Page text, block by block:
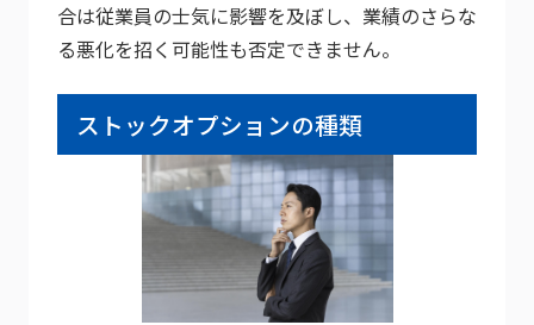
合は従業員の士気に影響を及ぼし、業績のさらな
る悪化を招く可能性も否定できません。
ストックオプションの種類